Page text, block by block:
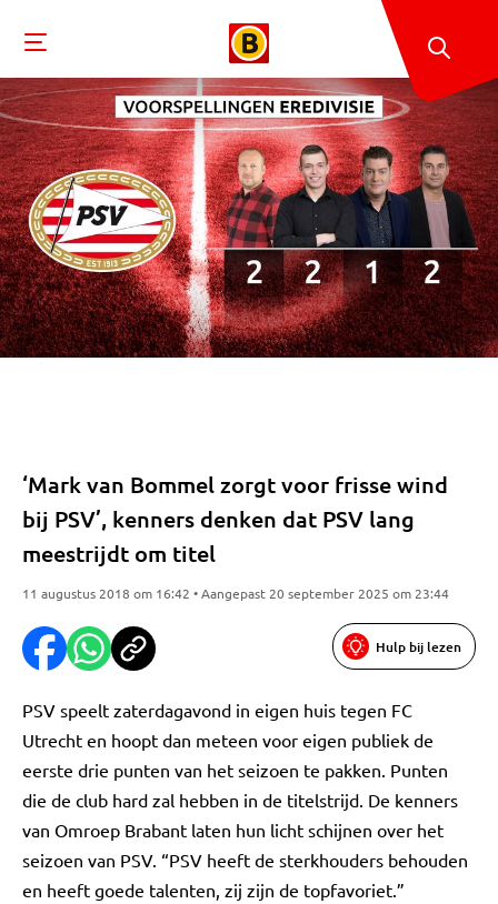
‘Mark van Bommel zorgt voor frisse wind
bij PSV’, kenners denken dat PSV lang
meestrijdt om titel
11 augustus 2018 om 16:42 • Aangepast 20 september 2025 om 23:44
Hulp bij lezen
PSV speelt zaterdagavond in eigen huis tegen FC
Utrecht en hoopt dan meteen voor eigen publiek de
eerste drie punten van het seizoen te pakken. Punten
die de club hard zal hebben in de titelstrijd. De kenners
van Omroep Brabant laten hun licht schijnen over het
seizoen van PSV. “PSV heeft de sterkhouders behouden
en heeft goede talenten, zij zijn de topfavoriet.”